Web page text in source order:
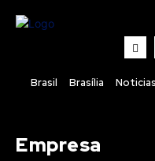
Brasil Brasília Noticias
Empresa